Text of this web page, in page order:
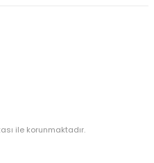
ile korunmaktadır.